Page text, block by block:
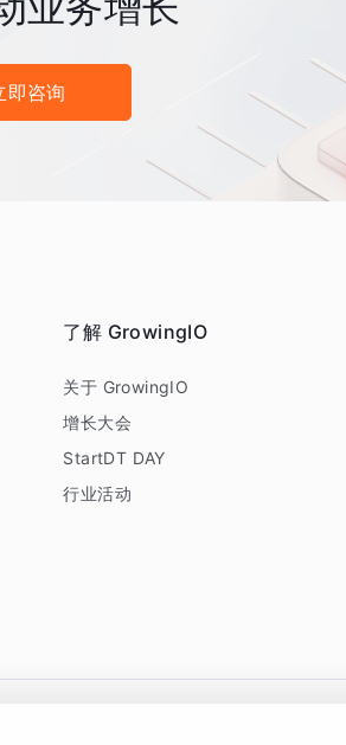
即咨询
了解 GrowingIO
关于 GrowingIO
增长大会
StartDT DAY
行业活动